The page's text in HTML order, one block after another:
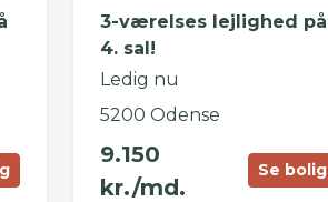
3-værelses lejlighed på
4. sal!
Ledig nu
5200 Odense
9.150
kr./md.
Se bolig